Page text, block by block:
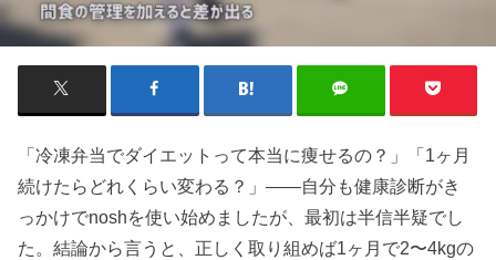
「冷凍弁当でダイエットって本当に痩せるの？」「1ヶ月
続けたらどれくらい変わる？」――自分も健康診断がき
っかけでnoshを使い始めましたが、最初は半信半疑でし
た。結論から言うと、正しく取り組めば1ヶ月で2〜4kgの